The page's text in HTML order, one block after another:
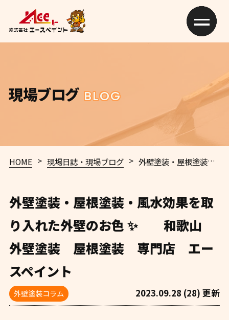
現場ブログ BLOG
HOME > 現場日誌・現場ブログ > 外壁塗装・屋根塗装・風水効果を取り入れた外壁のお色 ✨ 和歌山 外壁塗装 屋根塗装 専門店 エースペイント
外壁塗装・屋根塗装・風水効果を取
り入れた外壁のお色 ✨ 和歌山
外壁塗装 屋根塗装 専門店 エー
スペイント
外壁塗装コラム 2023.09.28 (28) 更新